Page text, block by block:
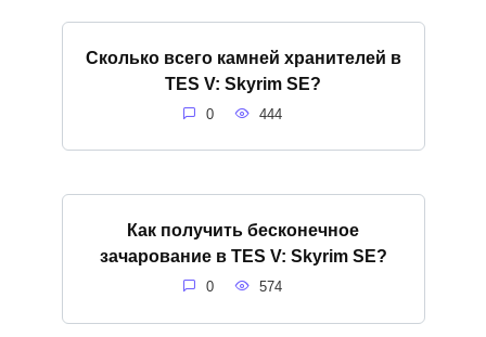
Сколько всего камней хранителей в
TES V: Skyrim SE?
0 444
Как получить бесконечное
зачарование в TES V: Skyrim SE?
0 574